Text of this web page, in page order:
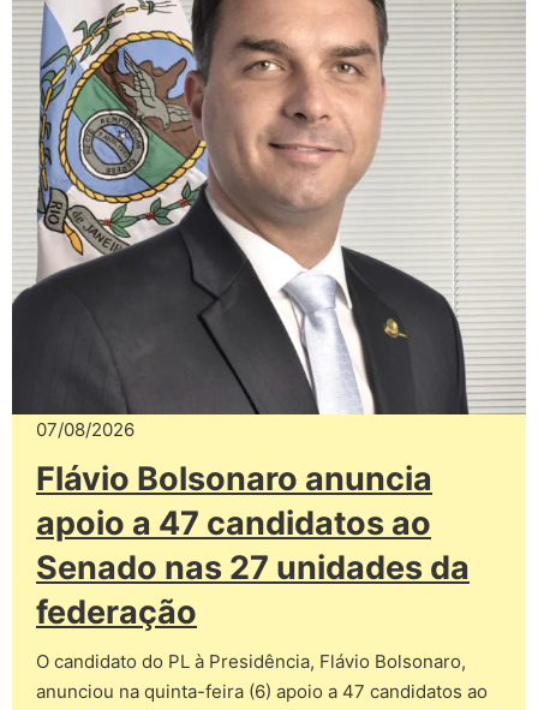
07/08/2026
Flávio Bolsonaro anuncia
apoio a 47 candidatos ao
Senado nas 27 unidades da
federação
O candidato do PL à Presidência, Flávio Bolsonaro,
anunciou na quinta-feira (6) apoio a 47 candidatos ao